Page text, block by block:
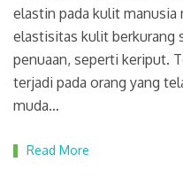
elastin pada kulit
elastisitas kulit berkurang
penuaan, seperti keriput.
terjadi pada orang yang
muda…
Read More